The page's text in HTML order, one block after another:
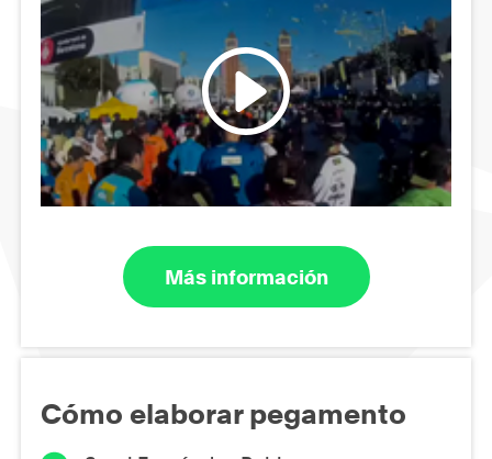
Más información
Cómo elaborar pegamento